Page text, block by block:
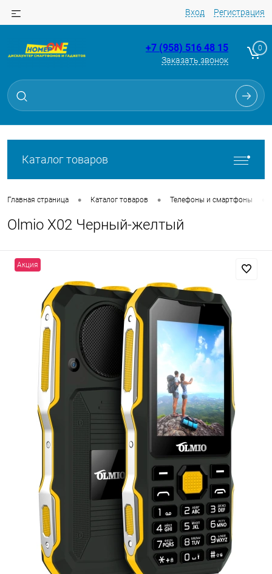
Вход Регистрация
+7 (958) 516 48 15
Заказать звонок
0
Каталог товаров
Главная страница • Каталог товаров • Телефоны и смартфоны
Olmio X02 Черный-желтый
Акция
Для клиентов всех банков
Разбейте
без переплат
Сегодня
Добавляйте товары
в корзину
Оплачивайте сегодня только
25% картой любого банка
Получайте товар
выбранный способом
Оставшиеся
% будут
списыватьсяс вашей карты
по
% каждые 2 недели
Подробнее
об оплате Плайтом